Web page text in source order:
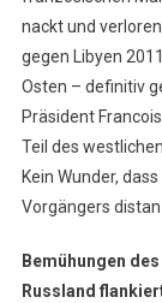
nackt und
gegen Libyen
Osten – definitiv
Präsident
Teil des
Kein Wunder,
Vorgängers
Bemühungen
Russland